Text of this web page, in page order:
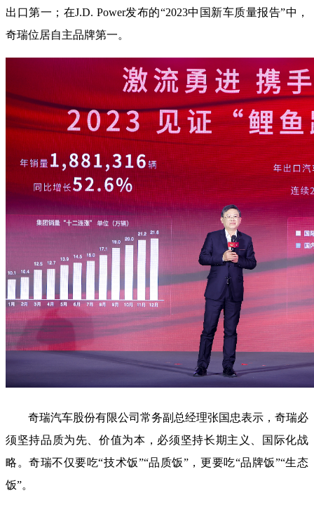
出口第一；在J.D. Power发布的“2023中国新车质量报告”中，
奇瑞位居自主品牌第一。
奇瑞汽车股份有限公司常务副总经理张国忠表示，奇瑞必
须坚持品质为先、价值为本，必须坚持长期主义、国际化战
略。奇瑞不仅要吃“技术饭”“品质饭”，更要吃“品牌饭”“生态
饭”。